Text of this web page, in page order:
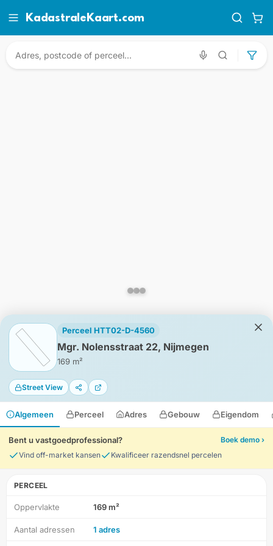
KadastraleKaart.com
Perceel HTT02-D-4560
Mgr. Nolensstraat 22, Nijmegen
169 m²
Street View
Algemeen Perceel Adres Gebouw Eigendom
Bent u vastgoedprofessional?
Boek demo ›
Vind off-market kansen
Kwalificeer razendsnel percelen
PERCEEL
Oppervlakte 169 m²
Aantal adressen 1 adres